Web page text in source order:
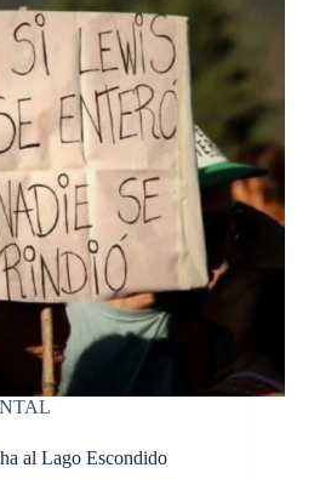
al Lago Escondido